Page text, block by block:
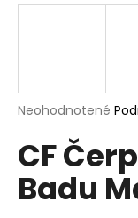
Priemerné
produktu
je
0,0
Neohodnotené
CF
Badu
ť
?